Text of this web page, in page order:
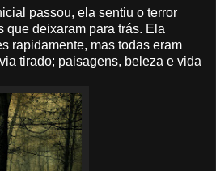
passou, ela sentiu o terror
que deixaram para trás. Ela
rapidamente, mas todas eram
tirado; paisagens, beleza e vida